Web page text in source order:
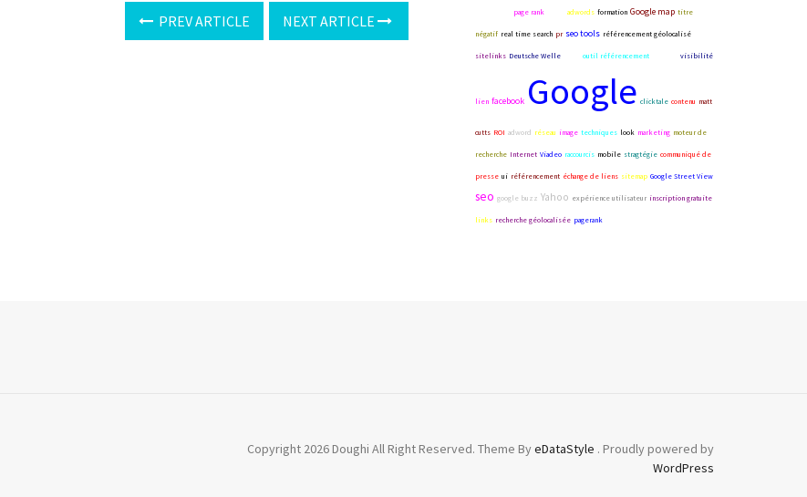
PREV ARTICLE NEXT ARTICLE page rank adwords formation Google map titre
négatif real time search pr seo tools référencement géolocalisé
sitelinks Deutsche Welle outil référencement visibilité
lien facebook Google clicktale contenu matt
cutts ROI adword réseau image techniques look marketing moteur de
recherche Internet Viadeo raccourcis mobile stragtégie communiqué de
presse ui référencement échange de liens sitemap Google Street View
seo google buzz Yahoo expérience utilisateur inscription gratuite
links recherche géolocalisée pagerank
Copyright 2026 Doughi All Right Reserved. Theme ByeDataStyle . Proudly powered by
WordPress